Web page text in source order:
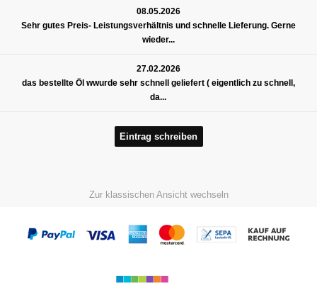
08.05.2026
Sehr gutes Preis- Leistungsverhältnis und schnelle Lieferung. Gerne
wieder...
27.02.2026
das bestellte Öl wwurde sehr schnell geliefert ( eigentlich zu schnell,
da...
Eintrag schreiben
Zur klassischen Ansicht wechseln